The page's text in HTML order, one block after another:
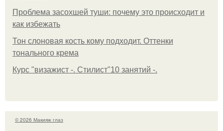
Проблема засохшей туши: почему это происходит и
как избежать
Тон слоновая кость кому подходит. Оттенки
тонального крема
Курс "визажист -. Стилист"10 занятий -.
© 2026 Макияж глаз